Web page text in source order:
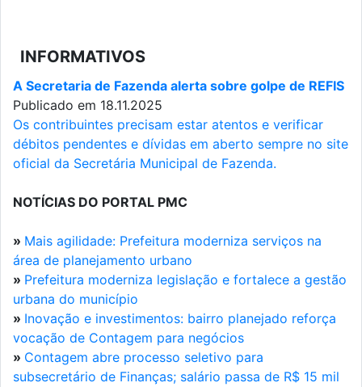
INFORMATIVOS
A Secretaria de Fazenda alerta sobre golpe de REFIS
Publicado em 18.11.2025
Os contribuintes precisam estar atentos e verificar
débitos pendentes e dívidas em aberto sempre no site
oficial da Secretária Municipal de Fazenda.
NOTÍCIAS DO PORTAL PMC
» Mais agilidade: Prefeitura moderniza serviços na
área de planejamento urbano
» Prefeitura moderniza legislação e fortalece a gestão
urbana do município
» Inovação e investimentos: bairro planejado reforça
vocação de Contagem para negócios
» Contagem abre processo seletivo para
subsecretário de Finanças; salário passa de R$ 15 mil